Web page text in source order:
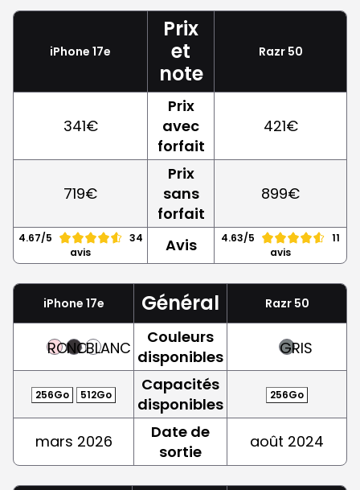
iPhone 17e
Prix
et
note
Razr 50
341€
Prix
avec
forfait
421€
719€
Prix
sans
forfait
899€
4.67/5
34
avis
Avis 4.63/5
11
avis
iPhone 17e Général Razr 50
ROSENOIRBLANC
Couleurs
disponibles
GRIS
256Go 512Go
Capacités
disponibles
256Go
mars 2026
Date de
sortie
août 2024